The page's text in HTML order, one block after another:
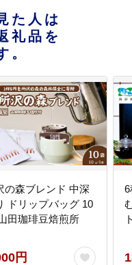
た人は
礼品を
。
の森ブレンド 中深
ドリップバッグ 10
田珈琲豆焙煎所
円